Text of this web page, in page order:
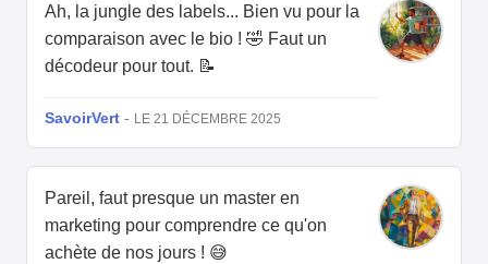
Ah, la jungle des labels... Bien vu pour la
comparaison avec le bio ! 🤣 Faut un
décodeur pour tout. 📝
SavoirVert - LE 21 DÉCEMBRE 2025
Pareil, faut presque un master en
marketing pour comprendre ce qu'on
achète de nos jours ! 😅